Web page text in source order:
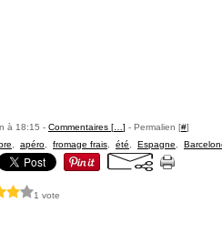
à 18:15 - Commentaires [ ] - Permalien [#]
apéro fromage frais été Espagne
1 vote